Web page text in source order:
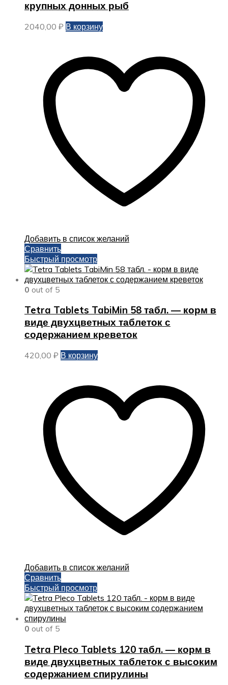
крупных донных рыб
2040,00 ₽ В корзину
Добавить в список желаний
Сравнить
Быстрый просмотр
0 out of 5
Tetra Tablets TabiMin 58 табл. — корм в
виде двухцветных таблеток с
содержанием креветок
420,00 ₽ В корзину
Добавить в список желаний
Сравнить
Быстрый просмотр
0 out of 5
Tetra Pleco Tablets 120 табл. — корм в
виде двухцветных таблеток с высоким
содержанием спирулины